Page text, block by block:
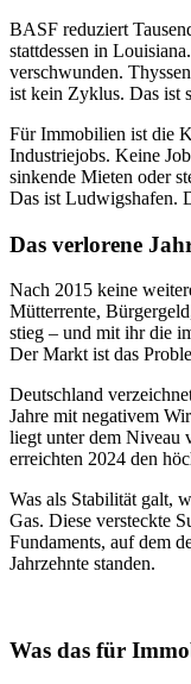
BASF reduziert
stattdessen in
verschwunden.
ist kein Zyklus. Das ist
Für Immobilien ist die
Industriejobs. Keine
sinkende Mieten oder
Das ist Ludwigshafen.
Das verlorene
Nach 2015 keine
Mütterrente,
stieg – und mit ihr die
Der Markt ist das
Deutschland
Jahre mit negativem
liegt unter dem Niveau
erreichten 2024 den
Was als Stabilität galt,
Gas. Diese versteckte
Fundaments, auf dem
Jahrzehnte standen.
Was das für